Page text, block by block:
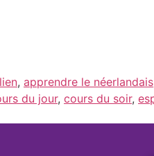
, apprendre le néerlandais
du jour, cours du soir,